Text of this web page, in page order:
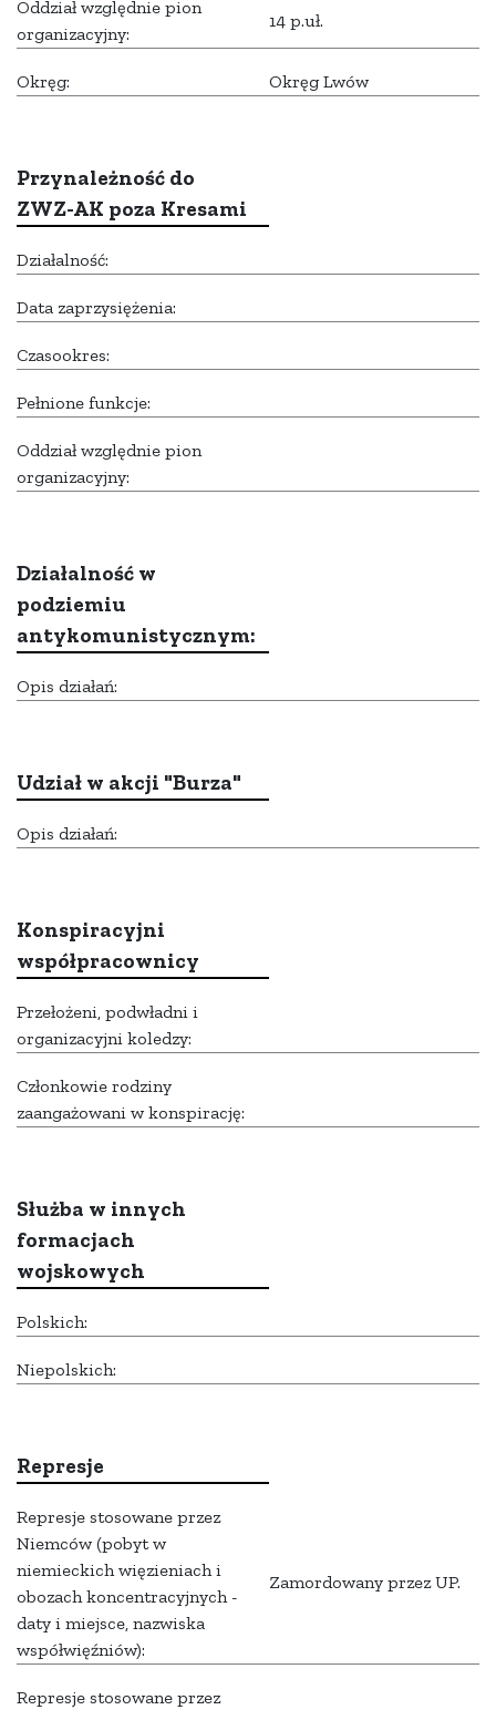
Oddział względnie pion
organizacyjny:
14 p.uł.
Okręg: Okręg Lwów
Przynależność do
ZWZ-AK poza Kresami
Działalność:
Data zaprzysiężenia:
Czasookres:
Pełnione funkcje:
Oddział względnie pion
organizacyjny:
Działalność w
podziemiu
antykomunistycznym:
Opis działań:
Udział w akcji "Burza"
Opis działań:
Konspiracyjni
współpracownicy
Przełożeni, podwładni i
organizacyjni koledzy:
Członkowie rodziny
zaangażowani w konspirację:
Służba w innych
formacjach
wojskowych
Polskich:
Niepolskich:
Represje
Represje stosowane przez
Niemców (pobyt w
niemieckich więzieniach i
obozach koncentracyjnych -
daty i miejsce, nazwiska
współwięźniów):
Zamordowany przez UP.
Represje stosowane przez